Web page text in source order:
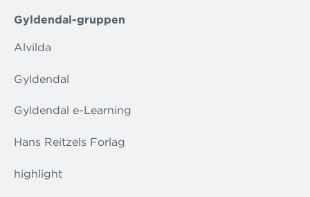
Gyldendal-gruppen
Alvilda
Gyldendal
Gyldendal e-Learning
Hans Reitzels Forlag
highlight